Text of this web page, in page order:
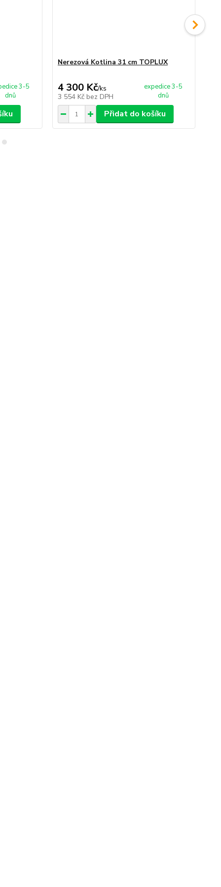
3-5
dnů
Nerezová Kotlina 31 cm TOPLUX
4 300 Kč/ks
3 554 Kč bez DPH
expedice 3-5
dnů
Přidat do košíku